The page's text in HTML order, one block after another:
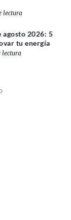
lectura
agosto 2026: 5
tu energía
lectura